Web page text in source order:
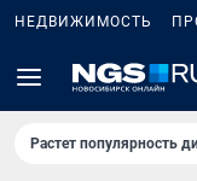
НЕДВИЖИМОСТЬ
Растет популярность